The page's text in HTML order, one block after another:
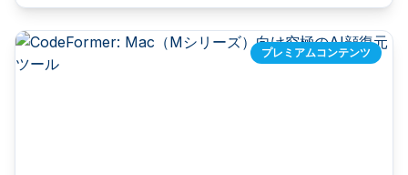
プレミアムコンテンツ